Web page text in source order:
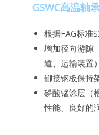
GSWC高温轴
根据FAG标准
增加径向游隙
道、运输装置
铆接钢板保持
磷酸锰涂层（
性能、良好的